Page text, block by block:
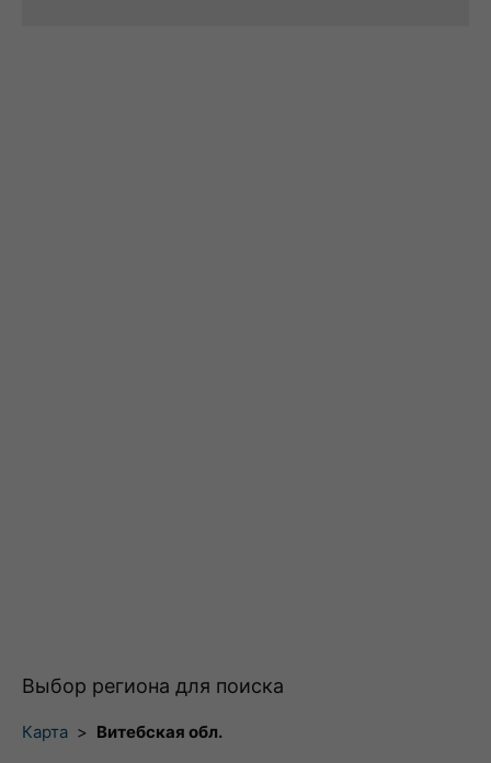
Выбор региона для поиска
Карта > Витебская обл.